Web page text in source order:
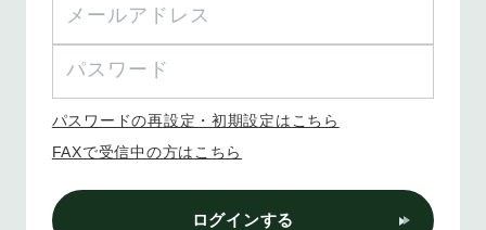
パスワードの再設定・初期設定はこちら
FAXで受信中の方はこちら
ログインする